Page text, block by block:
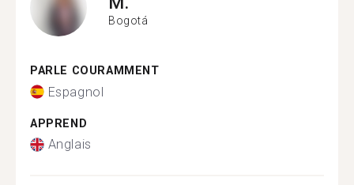
Bogotá
PARLE COURAMMENT
Espagnol
APPREND
Anglais